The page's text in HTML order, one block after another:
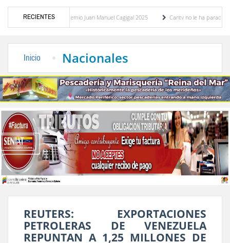
RECIENTES
Honorífica del Premio Juan Manuel Cagigal 2025
Cantv no le ha parado a las
Inicio Nacionales
REUTERS: EXPORTACIONES
PETROLERAS DE VENEZUELA
REPUNTAN A 1,25 MILLONES DE